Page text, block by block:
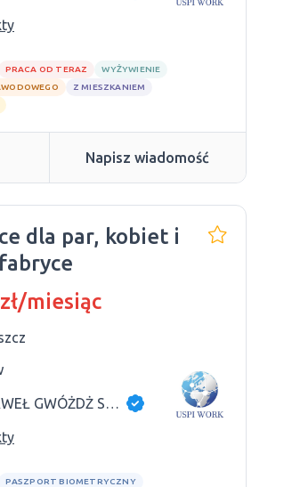
PRACA OD TERAZ
WYŻYWIENIE
Z MIESZKANIEM
Napisz wiadomość
dla par, kobiet i
miesiąc
USPI WORK PAWEŁ GWÓŻDŻ SP.K
PASZPORT BIOMETRYCZNY